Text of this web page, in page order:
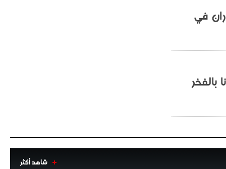
في
بالفخر
شاهد أكثر
12